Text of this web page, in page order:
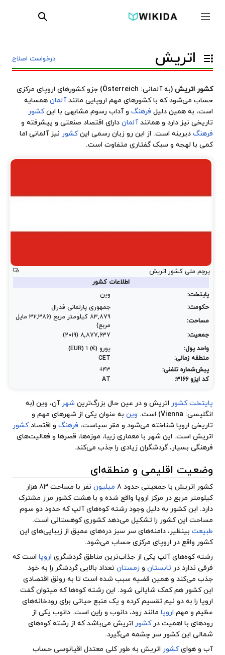
جمع و باز کردن نوار کناری جستجو
درخواست اصلاح تغییر وضعیت فهرست محتویات اتریش
کشور اتریش (به آلمانی: Österreich) جزو کشور‌های
اروپای مرکزی
حساب می‌شود که با کشور‌های مهم اروپایی مانندآلمان همسایه
است،‌ به همین دلیل فرهنگ و آداب رسوم مشابهی با اینکشور
تاریخی نیز دارد و همانندآلمان دارای اقتصاد صنعتی و پیشرفته و
فرهنگ دیرینه است. از این رو زبان رسمی اینکشور نیز آلمانی اما
کمی با لهجه و سبک گفتاری متفاوت است.
پرچم ملی کشور اتریش
اطلاعات کشور
پایتخت:
وین
حکومت:
جمهوری پارلمانی فدرال
مساحت:
۸۳٬۸۷۹ کیلومتر مربع (۳۲٬۳۸۶ مایل
مربع)
جمعیت:
۸٬۸۷۷٬۶۳۷ (۲۰۱۹)
واحد پول:
یورو (€) ۱ (EUR)
منطقه زمانی:
CET
پیش‌شماره تلفنی:
۴۳+
کد ایزو ۳۱۶۶:
AT
پایتخت کشور اتریش و در عین حال بزرگ‌ترین شهر آن، وین (به
انگلیسی: Vienna) است.
وین به عنوان یکی از شهرهای مهم و
تاریخی اروپا شناخته می‌شود و مقر سیاست، فرهنگ و اقتصادکشور
اتریش است. این شهر با معماری زیبا، موزه‌ها، قصرها و فعالیت‌های
فرهنگی بسیار، گردشگران زیادی را جذب می‌کند.
وضعیت اقلیمی و منطقه‌ای
کشور اتریش با جمعیتی حدود 8 میلیون
نفر با مساحت 83 هزار
کیلومتر مربع در مرکز اروپا واقع شده و با هشت کشور مرز مشترک
دارد. این کشور به دلیل وجود رشته کوه‌های آلپ که حدود دو سوم
مساحت این کشور را تشکیل می‌دهد کشوری کوهستانی است.
طبیعت بینظیر، دامنه‌های سر سبز دره‌های عمیق از زیبایی‌های این
کشور واقع در اروپای مرکزی حساب می‌شود.
رشته کوه‌هایآلپ یکی از جذاب‌ترین ‌مناطق گردشگری اروپا است که
فرقی ندارد در تابستان و زمستان تعداد بالایی گردشگر را به خود
جذب می‌کند و همین قضیه سبب شده است تا به رونق اقتصادی
این کشور هم کمک شایانی شود. این رشته کوه‌ها که میتوان گفت
اروپا را به دو نیم تقسیم کرده و یک منبع حیاتی برای رودخانه‌های
عظیم و مهم اروپا مانند رود، دانوب و راین است. دانوب یکی از
رود‌های با اهمیت درکشور اتریش می‌باشد که از رشته کوه‌های
شمالی این کشور سر چشمه می‌گیرد.
آب و هوایکشور اتریش به طور کلی معتدل اقیانوسی حساب